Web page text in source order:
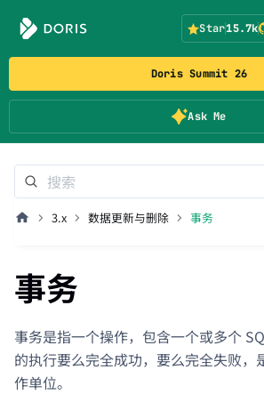
Doris Summit 26
Ask Me
Star15.7k
3.x 数据更新与删除 事务
事务
事务是指一个操作，包含一个或多个
的执行要么完全成功，要么完全失败，
作单位。